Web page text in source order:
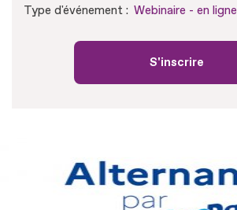
Type d'événement : Webinaire - en ligne
S'inscrire